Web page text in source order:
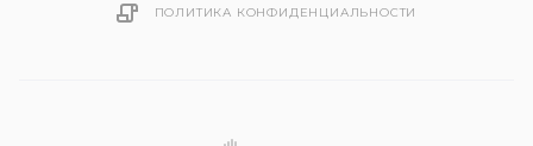
ПОЛИТИКА КОНФИДЕНЦИАЛЬНОСТИ